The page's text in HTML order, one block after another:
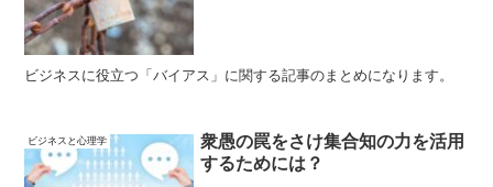
ビジネスに役立つ「バイアス」に関する記事のまとめになります。
ビジネスと心理学
衆愚の罠をさけ集合知の力を活用
するためには？